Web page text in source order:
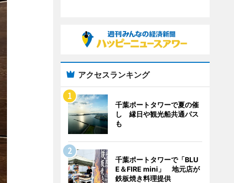
アクセスランキング
千葉ポートタワーで夏の催
し 縁日や観光船共通パス
も
千葉ポートタワーで「BLU
E＆FIRE mini」 地元店が
鉄板焼き料理提供